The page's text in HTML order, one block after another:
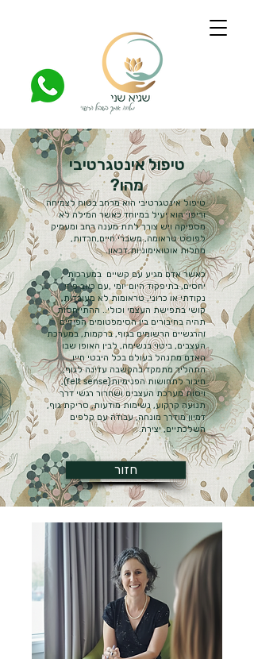
טיפול אינטגרטיבי
מהו?
טיפול אינטגרטיבי הוא מרחב בטוח לצמיחה
וריפוי הוא יעיל במיוחד כאשר המילה לא
מספיקה ויש צורך לתת מענה רחב ומעמיק
לפוסט טראומה, משברי חיים,חרדות,
מחלות אוטואימוניות,דכאון.
כאשר אדם מגיע עם קשיים במערכות
יחסים, בתיפקוד היום יומי ,עם כאב פיזי
נקודתי או כרוני, טראומות לא מעובדות,
קושי בתפישת העצמי וכולי.. ההתייחסות
תהיה בחיבורים בין הסימפטומים הפיזיים
והרגשיים הרשומים בגוף, ברקמות, במערכת
העצבים, ביטוי בנשימה, לבין האופן שבו
האדם מתנהל בעולם בכל היבטי חייו.
התהליך מתמקד בהקשבה עדינה לגוף,
חיבור לתחושות הפנימיות(felt sense),
ויסות מערכת העצבים ושחרור רגשי דרך
תנועה קרקוע, נשימות מודעות, סריקת גוף,
דמיון מודרך מונחה, עבודה עם קלפים
השלכתיים, יצירה.
חזור